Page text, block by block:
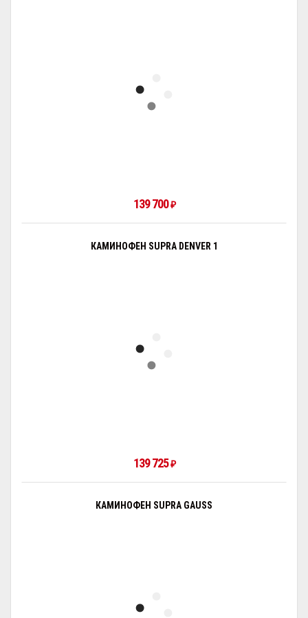
139 700₽
КАМИНОФЕН SUPRA DENVER 1
139 725₽
КАМИНОФЕН SUPRA GAUSS